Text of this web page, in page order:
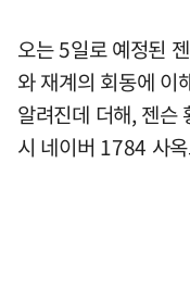
오는 5일로 예정된
와 재계의 회동에 이
알려진데 더해, 젠슨
시 네이버 1784 사